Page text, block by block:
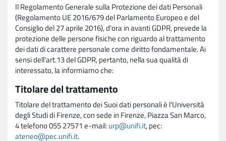
Il Regolamento Generale sulla Protezione dei dati Personali
(Regolamento UE 2016/679 del Parlamento Europeo e del
Consiglio del 27 aprile 2016), d'ora in avanti GDPR, prevede la
protezione delle persone fisiche con riguardo al trattamento
dei dati di carattere personale come diritto fondamentale. Ai
sensi dell'art.13 del GDPR, pertanto, nella sua qualità di
interessato, la informiamo che:
Titolare del trattamento
Titolare del trattamento dei Suoi dati personali è l'Università
degli Studi di Firenze, con sede in Firenze, Piazza San Marco,
4 telefono 055 27571 e-mail:urp@unifi.it, pec:
ateneo@pec.unifi.it.